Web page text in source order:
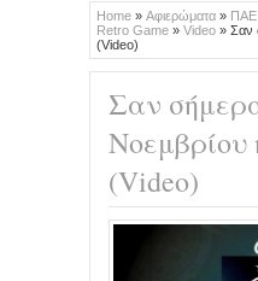
Home » Αφιερώματα »
Retro Game » Video » Σαν
(Video)
Σαν
(Video)